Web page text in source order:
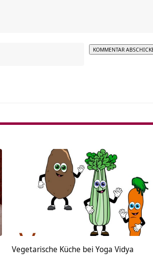
Vegetarische Küche bei Yoga Vidya